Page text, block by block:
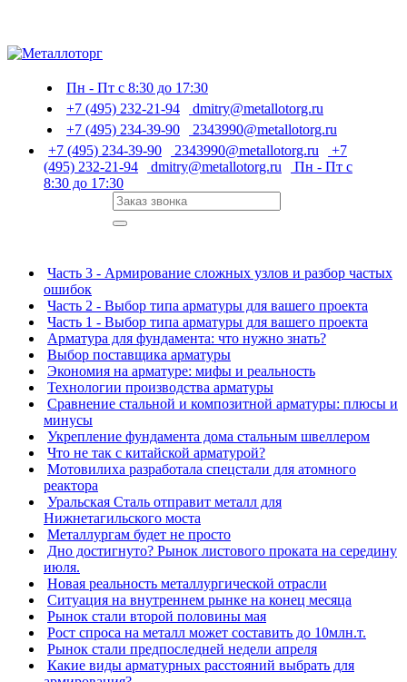
Пн - Пт с 8:30 до 17:30
+7 (495) 232-21-94
dmitry@metallotorg.ru
+7 (495) 234-39-90
2343990@metallotorg.ru
+7 (495) 234-39-90
2343990@metallotorg.ru
+7
(495) 232-21-94
dmitry@metallotorg.ru
Пн - Пт с
8:30 до 17:30
Часть 3 - Армирование сложных узлов и разбор частых
ошибок
Часть 2 - Выбор типа арматуры для вашего проекта
Часть 1 - Выбор типа арматуры для вашего проекта
Арматура для фундамента: что нужно знать?
Выбор поставщика арматуры
Экономия на арматуре: мифы и реальность
Технологии производства арматуры
Сравнение стальной и композитной арматуры: плюсы и
минусы
Укрепление фундамента дома стальным швеллером
Что не так с китайской арматурой?
Мотовилиха разработала спецстали для атомного
реактора
Уральская Сталь отправит металл для
Нижнетагильского моста
Металлургам будет не просто
Дно достигнуто? Рынок листового проката на середину
июля.
Новая реальность металлургической отрасли
Ситуация на внутреннем рынке на конец месяца
Рынок стали второй половины мая
Рост спроса на металл может составить до 10млн.т.
Рынок стали предпоследней недели апреля
Какие виды арматурных расстояний выбрать для